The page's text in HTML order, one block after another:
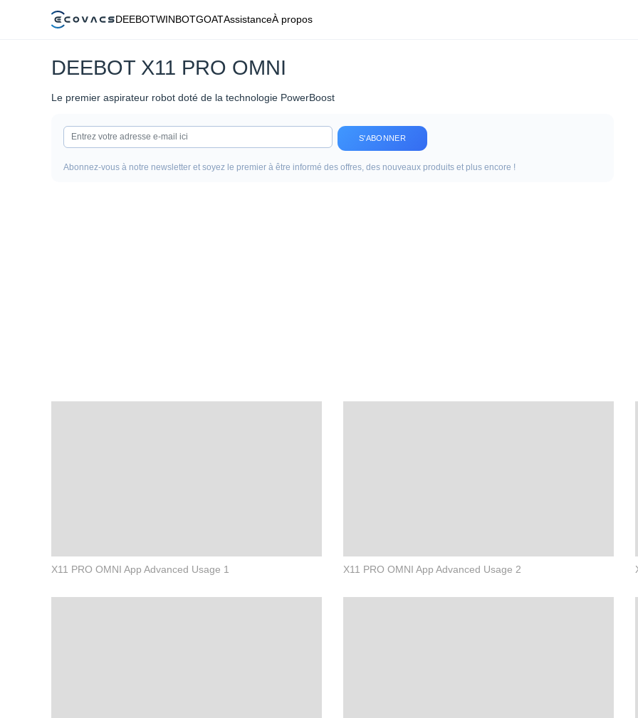
DEEBOTWINBOTGOATAssistanceÀ propos
DEEBOT X11 PRO OMNI
Le premier aspirateur robot doté de la technologie PowerBoost
S'ABONNER
Abonnez-vous à notre newsletter et soyez le premier à être informé des offres, des nouveaux produits et plus encore !
X11 PRO OMNI App Advanced Usage 1 X11 PRO OMNI App Advanced Usage 2